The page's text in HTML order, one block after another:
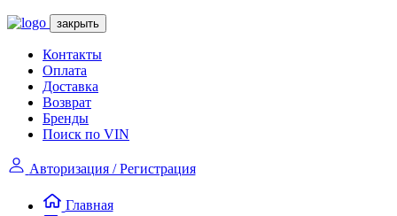
закрыть
Контакты
Оплата
Доставка
Возврат
Бренды
Поиск по VIN
Авторизация / Регистрация
Главная